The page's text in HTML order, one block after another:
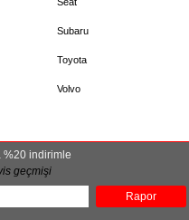
Subaru
Toyota
Volvo
%20 indirimle
geçmişi
Rapor